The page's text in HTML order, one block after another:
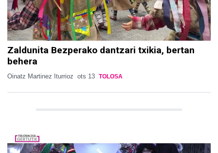
Zaldunita Bezperako dantzari txikia, bertan
behera
Oinatz Martinez Iturrioz ots 13 TOLOSA